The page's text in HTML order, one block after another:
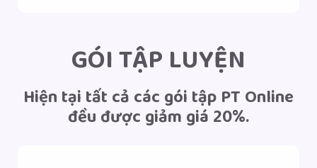
GÓI TẬP LUYỆN
Hiện tại tất cả các gói tập PT Online
đều được giảm giá 20%.